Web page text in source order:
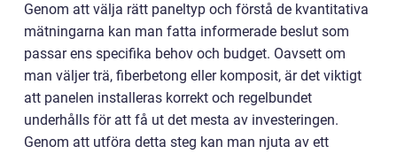
Genom att välja rätt paneltyp och förstå de kvantitativa
mätningarna kan man fatta informerade beslut som
passar ens specifika behov och budget. Oavsett om
man väljer trä, fiberbetong eller komposit, är det viktigt
att panelen installeras korrekt och regelbundet
underhålls för att få ut det mesta av investeringen.
Genom att utföra detta steg kan man njuta av ett